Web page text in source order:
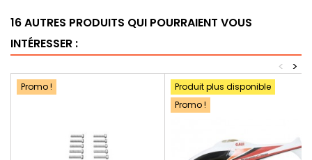
16 AUTRES PRODUITS QUI POURRAIENT VOUS
INTÉRESSER :
>
<
Promo !
Produit plus disponible
Promo !